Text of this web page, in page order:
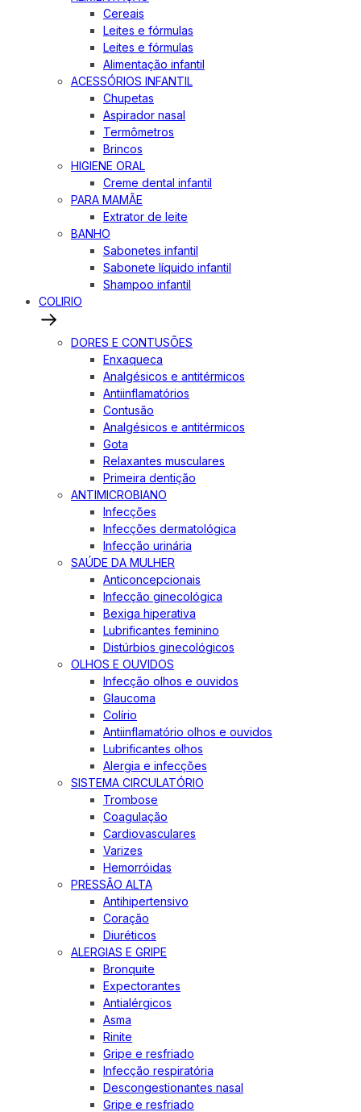
Cereais
Leites e fórmulas
Leites e fórmulas
Alimentação infantil
ACESSÓRIOS INFANTIL
Chupetas
Aspirador nasal
Termômetros
Brincos
HIGIENE ORAL
Creme dental infantil
PARA MAMÃE
Extrator de leite
BANHO
Sabonetes infantil
Sabonete líquido infantil
Shampoo infantil
COLIRIO
DORES E CONTUSÕES
Enxaqueca
Analgésicos e antitérmicos
Antiinflamatórios
Contusão
Analgésicos e antitérmicos
Gota
Relaxantes musculares
Primeira dentição
ANTIMICROBIANO
Infecções
Infecções dermatológica
Infecção urinária
SAÚDE DA MULHER
Anticoncepcionais
Infecção ginecológica
Bexiga hiperativa
Lubrificantes feminino
Distúrbios ginecológicos
OLHOS E OUVIDOS
Infecção olhos e ouvidos
Glaucoma
Colírio
Antiinflamatório olhos e ouvidos
Lubrificantes olhos
Alergia e infecções
SISTEMA CIRCULATÓRIO
Trombose
Coagulação
Cardiovasculares
Varizes
Hemorróidas
PRESSÃO ALTA
Antihipertensivo
Coração
Diuréticos
ALERGIAS E GRIPE
Bronquite
Expectorantes
Antialérgicos
Asma
Rinite
Gripe e resfriado
Infecção respiratória
Descongestionantes nasal
Gripe e resfriado